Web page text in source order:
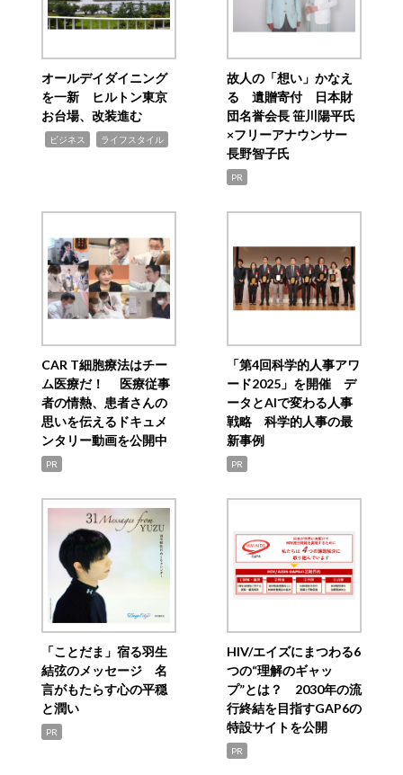
オールデイダイニング
を一新 ヒルトン東京
お台場、改装進む
ビジネス ライフスタイル
故人の「想い」かなえ
る 遺贈寄付 日本財
団名誉会長 笹川陽平氏
×フリーアナウンサー
長野智子氏
PR
CAR T細胞療法はチー
ム医療だ！ 医療従事
者の情熱、患者さんの
思いを伝えるドキュメ
ンタリー動画を公開中
PR
「第4回科学的人事アワ
ード2025」を開催 デ
ータとAIで変わる人事
戦略 科学的人事の最
新事例
PR
「ことだま」宿る羽生
結弦のメッセージ 名
言がもたらす心の平穏
と潤い
PR
HIV/エイズにまつわる6
つの“理解のギャッ
プ”とは？ 2030年の流
行終結を目指すGAP6の
特設サイトを公開
PR